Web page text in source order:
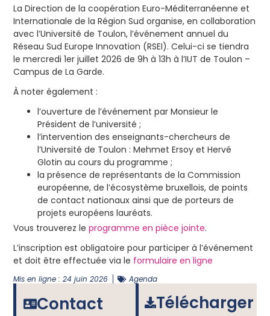
La Direction de la coopération Euro-Méditerranéenne et
Internationale de la Région Sud organise, en collaboration
avec l’Université de Toulon, l’événement annuel du
Réseau Sud Europe Innovation (RSEI). Celui-ci se tiendra
le mercredi 1er juillet 2026 de 9h à 13h à l’IUT de Toulon –
Campus de La Garde.
À noter également :
l’ouverture de l’événement par Monsieur le
Président de l’université ;
l’intervention des enseignants-chercheurs de
l’Université de Toulon : Mehmet Ersoy et Hervé
Glotin au cours du programme ;
la présence de représentants de la Commission
européenne, de l’écosystème bruxellois, de points
de contact nationaux ainsi que de porteurs de
projets européens lauréats.
Vous trouverez leprogramme en pièce jointe.
L’inscription est obligatoire pour participer à l’événement
et doit être effectuée via le formulaire en ligne
Mis en ligne :24 juin 2026 Agenda
Contact Télécharger